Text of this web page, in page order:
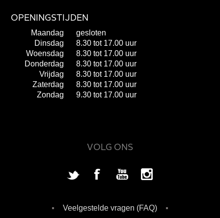
OPENINGSTIJDEN
Maandag
gesloten
Dinsdag
8.30 tot 17.00 uur
Woensdag
8.30 tot 17.00 uur
Donderdag
8.30 tot 17.00 uur
Vrijdag
8.30 tot 17.00 uur
Zaterdag
8.30 tot 17.00 uur
Zondag
9.30 tot 17.00 uur
VOLG ONS
Veelgestelde vragen (FAQ)